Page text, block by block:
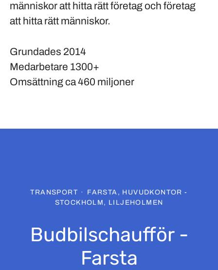
människor att hitta rätt företag och företag
att hitta rätt människor.
Grundades 2014
Medarbetare 1300+
Omsättningca 460 miljoner
TRANSPORT ·
FARSTA, HUVUDKONTOR -
STOCKHOLM, LILJEHOLMEN
Budbilschaufför -
Farsta